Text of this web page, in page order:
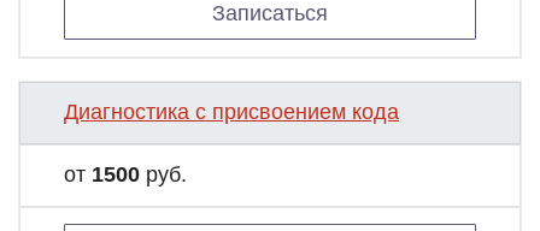
Записаться
Диагностика с присвоением кода
от 1500 руб.